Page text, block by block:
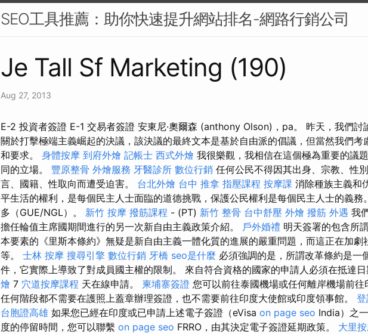
SEO工具推薦：助你快速提升網站排名-網路行銷公司
Je Tall Sf Marketing (190)
Aug 27, 2013
E-2 投資者簽證 E-1 交易者簽證 安東尼·奧爾森 (anthony Olson)，pa。 昨天，我們討
關於打擊極端主義崛起的決議，該決議的最終文本是基於自由派的倡議，但當然我們考
和要求。 身體按摩 到府外燴 記帳士 西式外燴 我很樂觀，我相信在這個極為重要的議
同的立場。 豐原整骨 外燴服務 牙醫診所 數位行銷 任何公民不得因其出身、宗教、性
言、國籍、性取向而遭受迫害。 台北外燴 台中 推拿 指壓課程 按摩課 消除種族主義和
平生活的權利，是每個民主人士面臨的道德挑戰，保護公民權利是每個民主人士的義務
多（GUE/NGL）。 新竹 按摩 撥筋課程 - (PT) 新竹 整骨 台中舒壓 外燴 撥筋 外遇 我
擔任輪值主席國期間進行的另一次新自由主義政策介紹。 戶外婚禮 明天簽署的包含所
本要素的《里斯本條約》無疑是新自由主義一體化質的進展的嚴重問題，而這正在加劇
等。 士林 按摩 搜尋引擎 數位行銷 牙橋 seo是什麼 必須強調的是，所謂改革條約是一
件，它實際上導致了對成員國主權的限制。 來自符合資格的國家的申請人必須在抵達
燴 7 穴道按摩課程 天在線申請。 柬埔寨簽證 您可以前往泰國機場或任何離岸機場前往
任何階段都不需要在護照上蓋章辦理簽證，也不需要前往印度大使館或印度領事館。
台胞證高雄 如果您已經在印度或已申請上述電子簽證（eVisa on page seo India）之
度的停留時間，您可以聯繫 on page seo FRRO，由其決定電子簽證延期政策。 大里